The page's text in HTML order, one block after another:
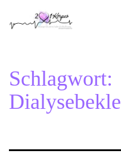
Inhalt2Herzen1Körper
Schlagwort: